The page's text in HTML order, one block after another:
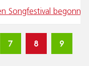
Songfestival
Pagina
7
Huidige
pagina
8 9